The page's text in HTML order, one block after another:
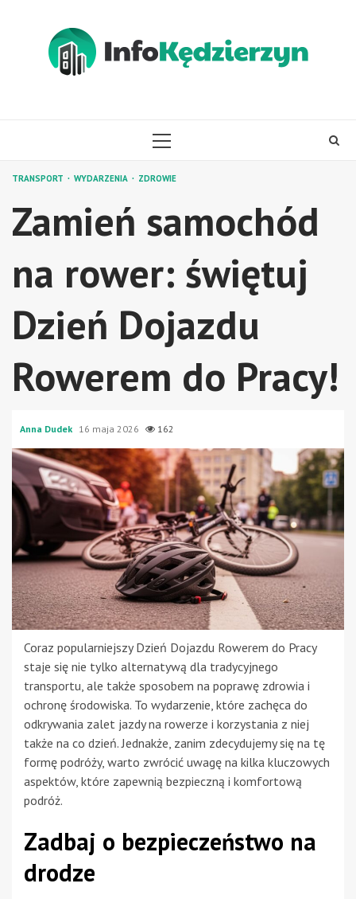
PRIMARY
TRANSPORT WYDARZENIA ZDROWIE
Zamień samochód
na rower: świętuj
Dzień Dojazdu
Rowerem do Pracy!
Anna Dudek 16 maja 2026 162
Coraz popularniejszy Dzień Dojazdu Rowerem do Pracy
staje się nie tylko alternatywą dla tradycyjnego
transportu, ale także sposobem na poprawę zdrowia i
ochronę środowiska. To wydarzenie, które zachęca do
odkrywania zalet jazdy na rowerze i korzystania z niej
także na co dzień. Jednakże, zanim zdecydujemy się na tę
formę podróży, warto zwrócić uwagę na kilka kluczowych
aspektów, które zapewnią bezpieczną i komfortową
podróż.
Zadbaj o bezpieczeństwo na
drodze